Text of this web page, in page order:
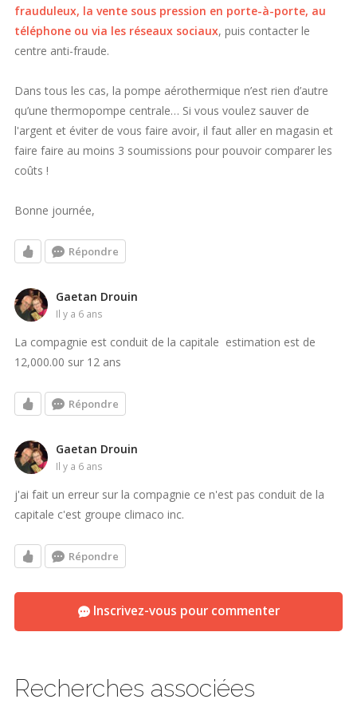
frauduleux, la vente sous pression en porte-à-porte, au
téléphone ou via les réseaux sociaux, puis contacter le
centre anti-fraude.
Dans tous les cas, la pompe aérothermique n’est rien d’autre
qu’une thermopompe centrale… Si vous voulez sauver de
l'argent et éviter de vous faire avoir, il faut aller en magasin et
faire faire au moins 3 soumissions pour pouvoir comparer les
coûts !
Bonne journée,
Répondre
Gaetan Drouin
il y a 6 ans
La compagnie est conduit de la capitale estimation est de
12,000.00 sur 12 ans
Répondre
Gaetan Drouin
il y a 6 ans
j'ai fait un erreur sur la compagnie ce n'est pas conduit de la
capitale c'est groupe climaco inc.
Répondre
Inscrivez-vous pour commenter
Recherches associées